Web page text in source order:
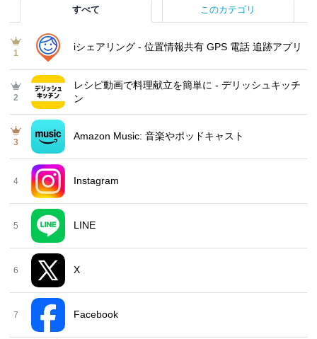
すべて このカテゴリ
1
iシェアリング - 位置情報共有 GPS 電話 追跡アプリ
2
レシピ動画で料理献立を簡単‪に - デリッシュキッチ
ン
3
Amazon Music: 音楽やポッドキャスト
4 Instagram
5 LINE
6 X
7 Facebook